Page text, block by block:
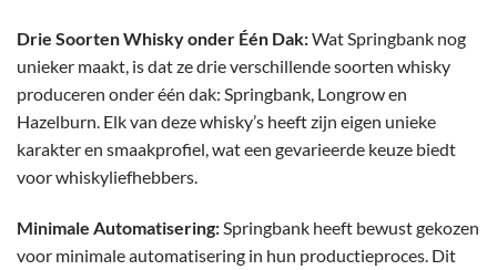
Drie Soorten Whisky onder Één Dak:Wat Springbank nog
unieker maakt, is dat ze drie verschillende soorten whisky
produceren onder één dak: Springbank, Longrow en
Hazelburn. Elk van deze whisky’s heeft zijn eigen unieke
karakter en smaakprofiel, wat een gevarieerde keuze biedt
voor whiskyliefhebbers.
Minimale Automatisering:Springbank heeft bewust gekozen
voor minimale automatisering in hun productieproces. Dit